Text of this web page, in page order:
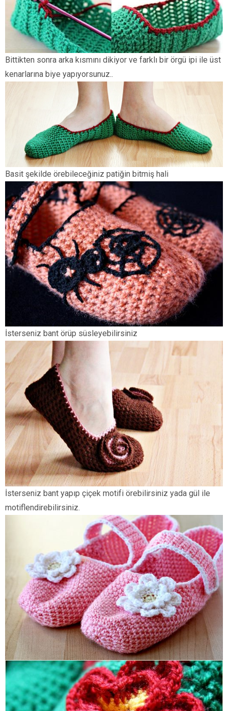
Bittikten sonra arka kısmını dikiyor ve farklı bir örgü ipi ile üst
kenarlarına biye yapıyorsunuz..
Basit şekilde örebileceğiniz patiğin bitmiş hali
İsterseniz bant örüp süsleyebilirsiniz
İsterseniz bant yapıp çiçek motifi örebilirsiniz yada gül ile
motiflendirebilirsiniz.